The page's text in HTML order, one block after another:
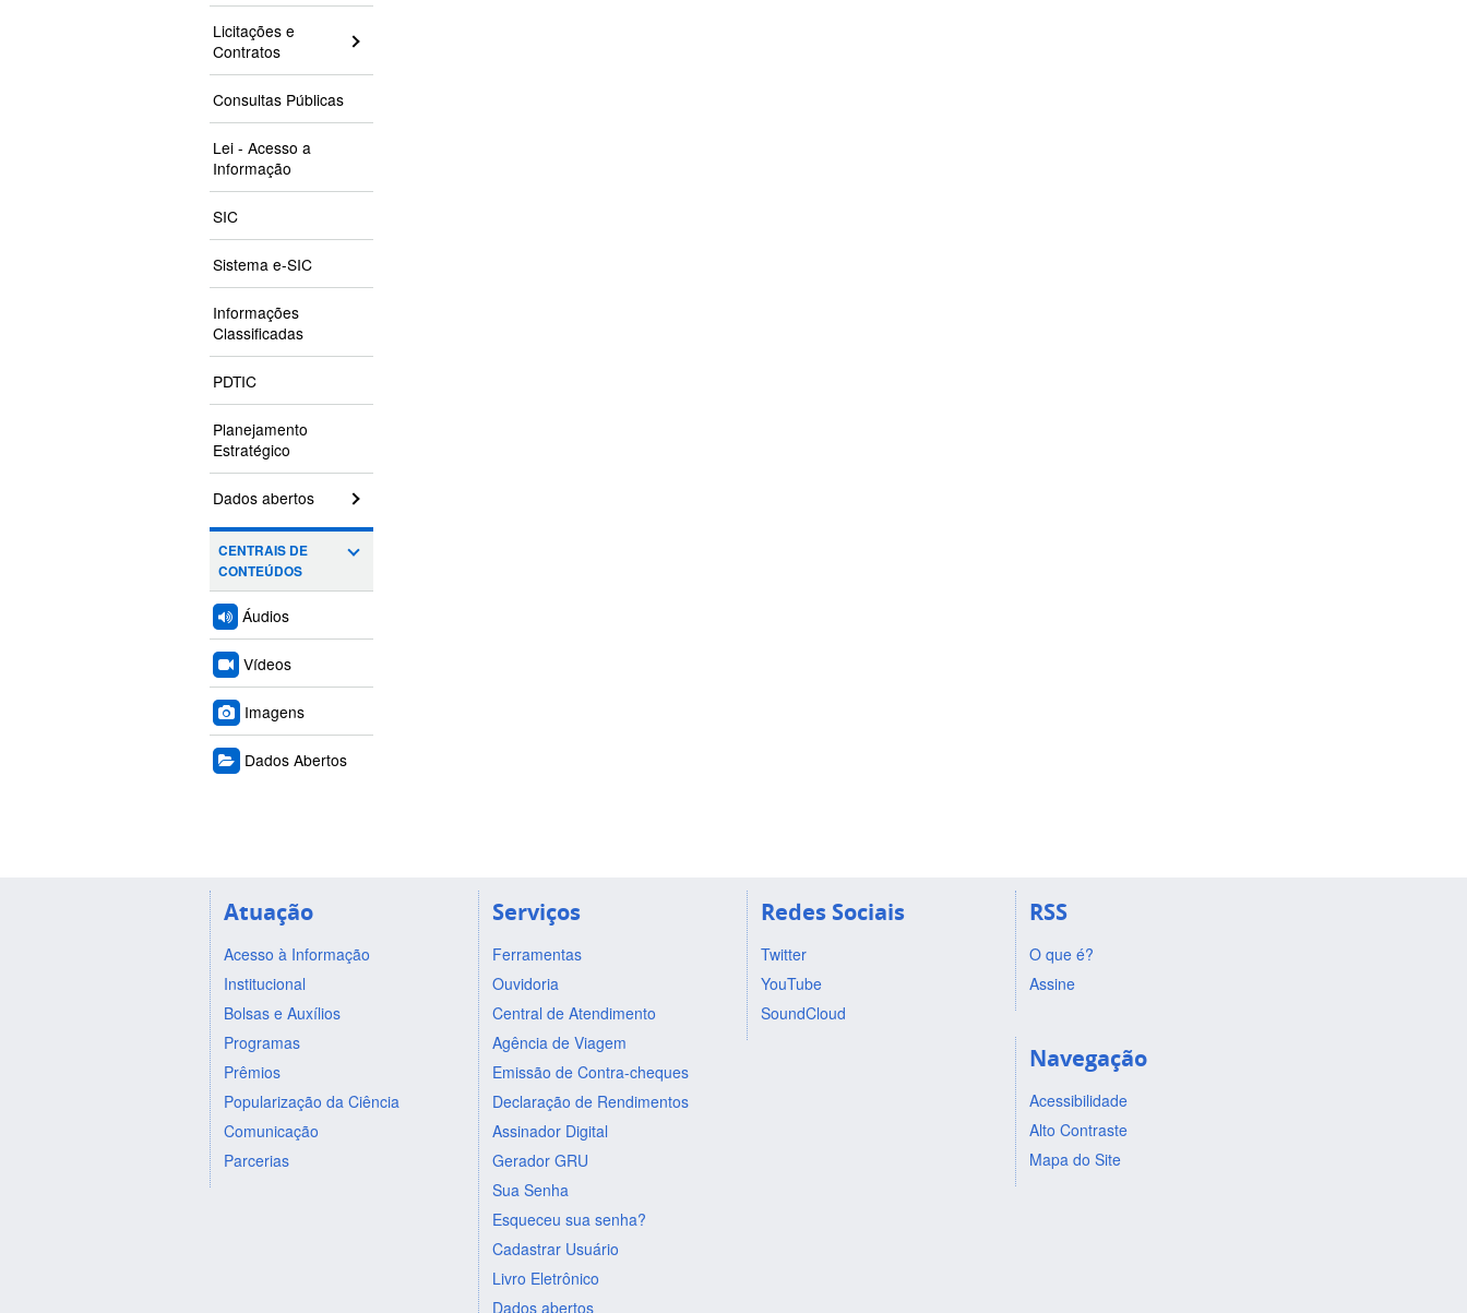
Licitações e
Contratos
Consultas Públicas
Lei - Acesso a
Informação
SIC
Sistema e-SIC
Informações
Classificadas
PDTIC
Planejamento
Estratégico
Dados abertos
CENTRAIS DE
CONTEÚDOS
Áudios
Vídeos
Imagens
Dados Abertos
Atuação
Acesso à Informação
Institucional
Bolsas e Auxílios
Programas
Prêmios
Popularização da Ciência
Comunicação
Parcerias
Serviços
Ferramentas
Ouvidoria
Central de Atendimento
Agência de Viagem
Emissão de Contra-cheques
Declaração de Rendimentos
Assinador Digital
Gerador GRU
Sua Senha
Esqueceu sua senha?
Cadastrar Usuário
Livro Eletrônico
Dados abertos
Redes Sociais
Twitter
YouTube
SoundCloud
RSS
O que é?
Assine
Navegação
Acessibilidade
Alto Contraste
Mapa do Site